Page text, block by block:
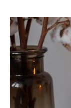
k
p
n